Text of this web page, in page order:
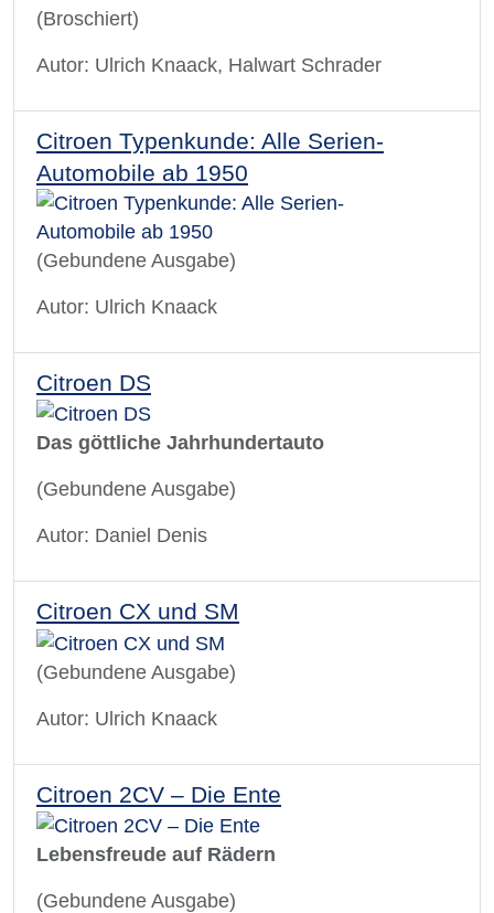
(Broschiert)
Autor: Ulrich Knaack, Halwart Schrader
Citroen Typenkunde: Alle Serien-
Automobile ab 1950
(Gebundene Ausgabe)
Autor: Ulrich Knaack
Citroen DS
Das göttliche Jahrhundertauto
(Gebundene Ausgabe)
Autor: Daniel Denis
Citroen CX und SM
(Gebundene Ausgabe)
Autor: Ulrich Knaack
Citroen 2CV – Die Ente
Lebensfreude auf Rädern
(Gebundene Ausgabe)